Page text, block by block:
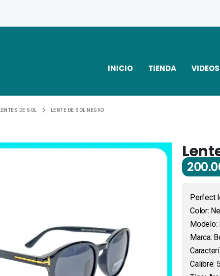
INICIO TIENDA VIDEOS
LENTES DE SOL LENTE DE SOL NEGRO
Perfect
Color:
Modelo:
Marca:
Calibre: